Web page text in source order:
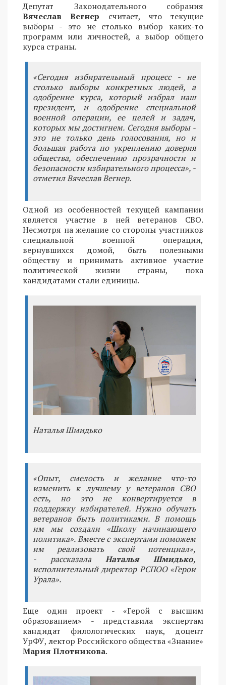
Депутат Законодательного собрания
Вячеслав Вегнер считает, что текущие
выборы - это не столько выбор каких-то
программ или личностей, а выбор общего
курса страны.
«Сегодня избирательный процесс - не
столько выборы конкретных людей, а
одобрение курса, который избрал наш
президент, и одобрение специальной
военной операции, ее целей и задач,
которых мы достигнем. Сегодня выборы -
это не только день голосования, но и
большая работа по укреплению доверия
общества, обеспечению прозрачности и
безопасности избирательного процесса», -
отметил Вячеслав Вегнер.
Одной из особенностей текущей кампании
является участие в ней ветеранов СВО.
Несмотря на желание со стороны участников
специальной военной операции,
вернувшихся домой, быть полезными
обществу и принимать активное участие
политической жизни страны, пока
кандидатами стали единицы.
Наталья Шмидько
«Опыт, смелость и желание что-то
изменить к лучшему у ветеранов СВО
есть, но это не конвертируется в
поддержку избирателей. Нужно обучать
ветеранов быть политиками. В помощь
им мы создали «Школу начинающего
политика». Вместе с экспертами поможем
им реализовать свой потенциал»,
- рассказалаНаталья Шмидько,
исполнительный директор РСПОО «Герои
Урала».
Еще один проект - «Герой с высшим
образованием» - представила экспертам
кандидат филологических наук, доцент
УрФУ, лектор Российского общества «Знание»
Мария Плотникова.